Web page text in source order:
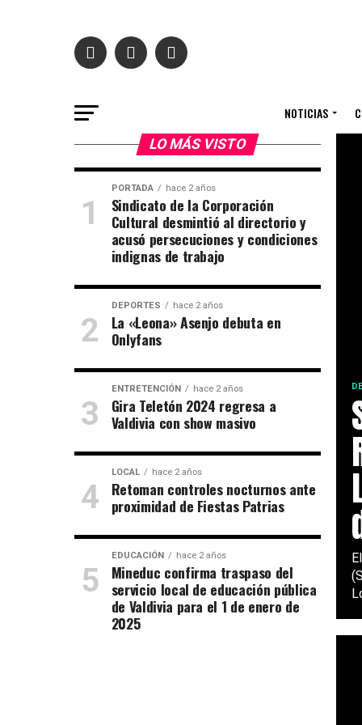
NOTICIAS
LO MÁS VISTO
PORTADA hace 2 años
Sindicato de la Corporación
Cultural desmintió al directorio y
acusó persecuciones y condiciones
indignas de trabajo
DEPORTES hace 2 años
La «Leona» Asenjo debuta en
Onlyfans
ENTRETENCIÓN hace 2 años
Gira Teletón 2024 regresa a
Valdivia con show masivo
LOCAL hace 2 años
Retoman controles nocturnos ante
proximidad de Fiestas Patrias
EDUCACIÓN hace 2 años
Mineduc confirma traspaso del
servicio local de educación pública
de Valdivia para el 1 de enero de
2025